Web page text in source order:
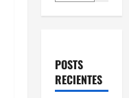
POSTS
RECIENTES